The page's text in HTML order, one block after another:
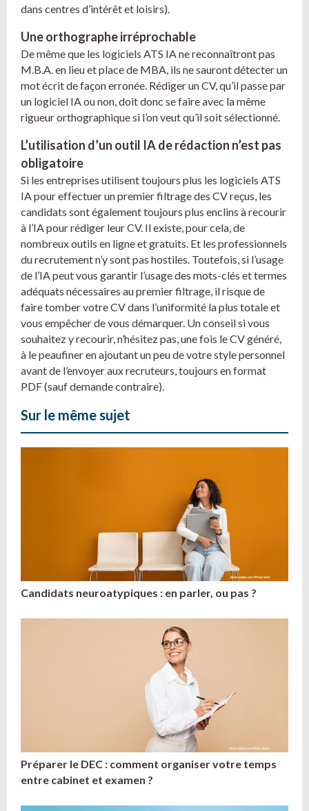
dans centres d’intérêt et loisirs).
Une orthographe irréprochable
De même que les logiciels ATS IA ne reconnaîtront pas
M.B.A. en lieu et place de MBA, ils ne sauront détecter un
mot écrit de façon erronée. Rédiger un CV, qu’il passe par
un logiciel IA ou non, doit donc se faire avec la même
rigueur orthographique si l’on veut qu’il soit sélectionné.
L’utilisation d’un outil IA de rédaction n’est pas
obligatoire
Si les entreprises utilisent toujours plus les logiciels ATS
IA pour effectuer un premier filtrage des CV reçus, les
candidats sont également toujours plus enclins à recourir
à l’IA pour rédiger leur CV. Il existe, pour cela, de
nombreux outils en ligne et gratuits. Et les professionnels
du recrutement n’y sont pas hostiles. Toutefois, si l’usage
de l’IA peut vous garantir l’usage des mots-clés et termes
adéquats nécessaires au premier filtrage, il risque de
faire tomber votre CV dans l’uniformité la plus totale et
vous empêcher de vous démarquer. Un conseil si vous
souhaitez y recourir, n’hésitez pas, une fois le CV généré,
à le peaufiner en ajoutant un peu de votre style personnel
avant de l’envoyer aux recruteurs, toujours en format
PDF (sauf demande contraire).
Sur le même sujet
Candidats neuroatypiques : en parler, ou pas ?
Préparer le DEC : comment organiser votre temps
entre cabinet et examen ?